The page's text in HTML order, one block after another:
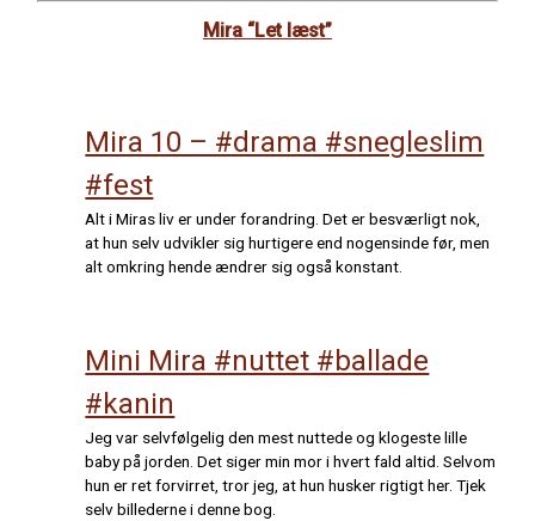
Mira “Let læst”
Mira 10 – #drama #snegleslim
#fest
Alt i Miras liv er under forandring. Det er besværligt nok,
at hun selv udvikler sig hurtigere end nogensinde før, men
alt omkring hende ændrer sig også konstant.
Mini Mira #nuttet #ballade
#kanin
Jeg var selvfølgelig den mest nuttede og klogeste lille
baby på jorden. Det siger min mor i hvert fald altid. Selvom
hun er ret forvirret, tror jeg, at hun husker rigtigt her. Tjek
selv billederne i denne bog.